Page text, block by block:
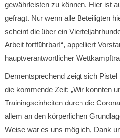
gewährleisten zu können. Hier ist
gefragt. Nur wenn alle Beteiligten
scheint die über ein
Arbeit fortführbar!“, appelliert
hauptverantwortlicher
Dementsprechend zeigt sich
die kommende Zeit: „Wir konnten
Trainingseinheiten durch die
allem an den körperlichen
Weise war es uns möglich, Dank